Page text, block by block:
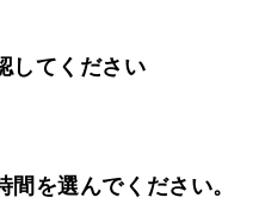
してください
を選んでください。